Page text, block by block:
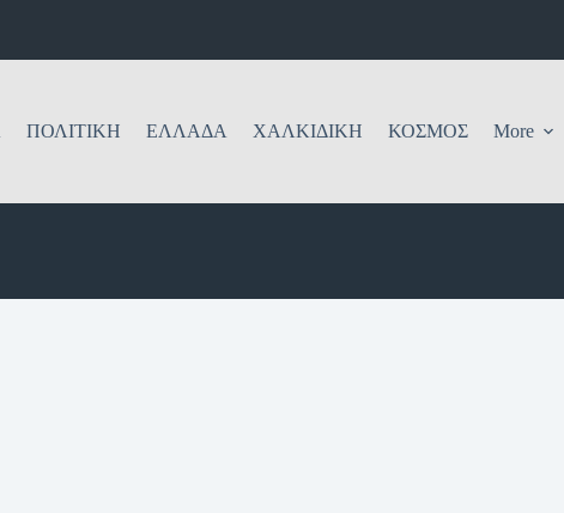
ΠΟΛΙΤΙΚΗ ΕΛΛΑΔΑ ΧΑΛΚΙΔΙΚΗ ΚΟΣΜΟΣ More